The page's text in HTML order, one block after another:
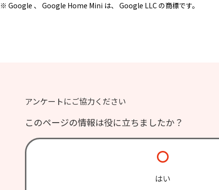
※ Google 、 Google Home Mini は、 Google LLC の商標です。
アンケートにご協力ください
このページの情報は役に立ちましたか？
はい